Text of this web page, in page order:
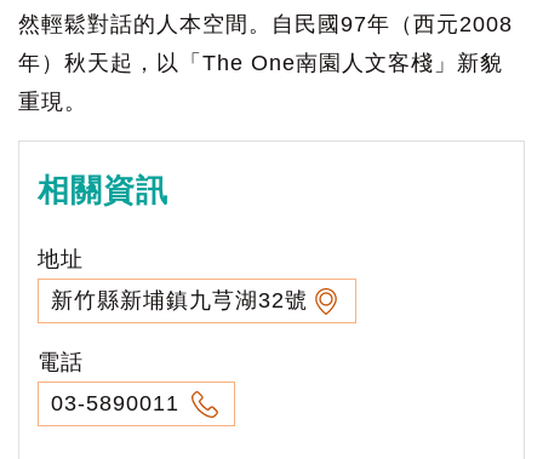
然輕鬆對話的人本空間。自民國97年（西元2008
年）秋天起，以「The One南園人文客棧」新貌
重現。
相關資訊
地址
新竹縣新埔鎮九芎湖32號
電話
03-5890011